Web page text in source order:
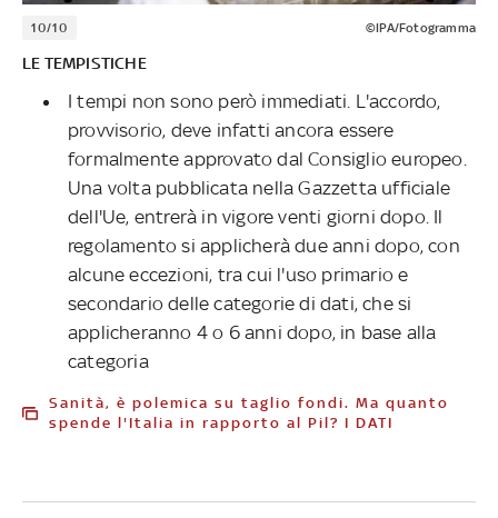
10/10 ©IPA/Fotogramma
LE TEMPISTICHE
I tempi non sono però immediati. L'accordo,
provvisorio, deve infatti ancora essere
formalmente approvato dal Consiglio europeo.
Una volta pubblicata nella Gazzetta ufficiale
dell'Ue, entrerà in vigore venti giorni dopo. Il
regolamento si applicherà due anni dopo, con
alcune eccezioni, tra cui l'uso primario e
secondario delle categorie di dati, che si
applicheranno 4 o 6 anni dopo, in base alla
categoria
Sanità, è polemica su taglio fondi. Ma quanto
spende l'Italia in rapporto al Pil? I DATI